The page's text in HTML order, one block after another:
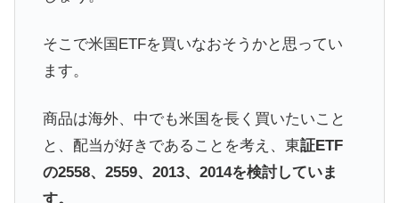
そこで米国ETFを買いなおそうかと思ってい
ます。
商品は海外、中でも米国を長く買いたいこと
と、配当が好きであることを考え、東証ETF
の2558、2559、2013、2014を検討していま
す。